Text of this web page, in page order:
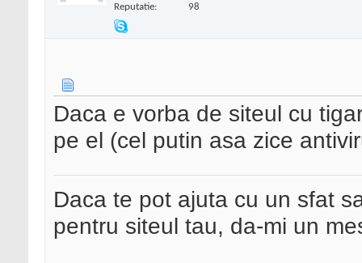
Reputatie: 98
Daca e vorba de siteul cu
pe el (cel putin asa zice
Daca te pot ajuta cu un sfat
pentru siteul tau, da-mi un